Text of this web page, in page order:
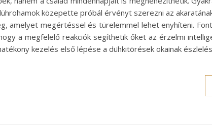
közepette próbál érvényt szerezni az
amelyet megértéssel és türelemmel lehet enyhíteni.
a megfelelő reakciók segíthetik őket az érzelmi
kezelés első lépése a dühkitörések okainak